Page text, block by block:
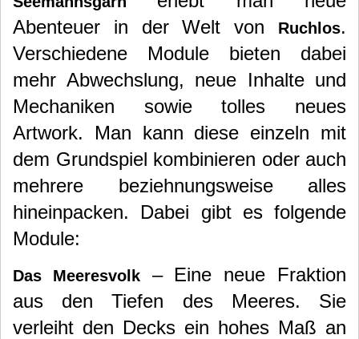
Abenteuer in der Welt von
Ruchlos.
Verschiedene Module bieten dabei
mehr Abwechslung, neue Inhalte und
Mechaniken sowie tolles neues
Artwork. Man kann diese einzeln mit
dem Grundspiel kombinieren oder auch
mehrere beziehnungsweise alles
hineinpacken. Dabei gibt es folgende
Module:
Das Meeresvolk– Eine neue Fraktion
aus den Tiefen des Meeres. Sie
verleiht den Decks ein hohes Maß an